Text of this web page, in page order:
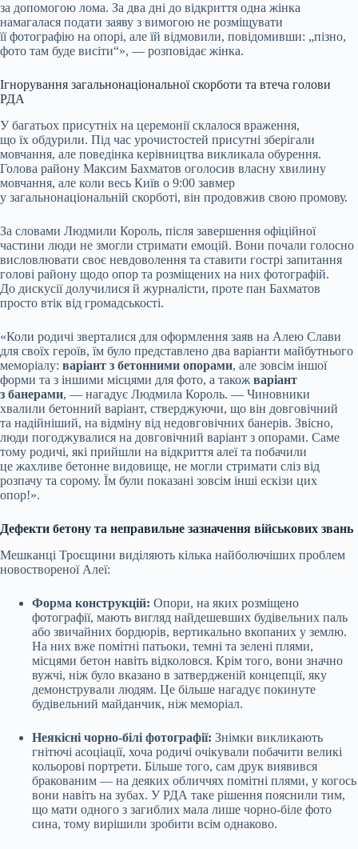
за допомогою лома. За два дні до відкриття одна жінка
намагалася подати заяву з вимогою не розміщувати
її фотографію на опорі, але їй відмовили, повідомивши: „пізно,
фото там буде висіти“», — розповідає жінка.
Ігнорування загальнонаціональної скорботи та втеча голови
РДА
У багатьох присутніх на церемонії склалося враження,
що їх обдурили. Під час урочистостей присутні зберігали
мовчання, але поведінка керівництва викликала обурення.
Голова району Максим Бахматов оголосив власну хвилину
мовчання, але коли весь Київ о 9:00 завмер
у загальнонаціональній скорботі, він продовжив свою промову.
За словами Людмили Король, після завершення офіційної
частини люди не змогли стримати емоцій. Вони почали голосно
висловлювати своє невдоволення та ставити гострі запитання
голові району щодо опор та розміщених на них фотографій.
До дискусії долучилися й журналісти, проте пан Бахматов
просто втік від громадськості.
«Коли родичі зверталися для оформлення заяв на Алею Слави
для своїх героїв, їм було представлено два варіанти майбутнього
меморіалу: варіант з бетонними опорами, але зовсім іншої
форми та з іншими місцями для фото, а також варіант
з банерами, — нагадує Людмила Король. — Чиновники
хвалили бетонний варіант, стверджуючи, що він довговічний
та надійніший, на відміну від недовговічних банерів. Звісно,
люди погоджувалися на довговічний варіант з опорами. Саме
тому родичі, які прийшли на відкриття алеї та побачили
це жахливе бетонне видовище, не могли стримати сліз від
розпачу та сорому. Їм були показані зовсім інші ескізи цих
опор!».
Дефекти бетону та неправильне зазначення військових звань
Мешканці Троєщини виділяють кілька найболючіших проблем
новоствореної Алеї:
Форма конструкцій: Опори, на яких розміщено
фотографії, мають вигляд найдешевших будівельних паль
або звичайних бордюрів, вертикально вкопаних у землю.
На них вже помітні патьоки, темні та зелені плями,
місцями бетон навіть відколовся. Крім того, вони значно
вужчі, ніж було вказано в затвердженій концепції, яку
демонстрували людям. Це більше нагадує покинуте
будівельний майданчик, ніж меморіал.
Неякісні чорно-білі фотографії: Знімки викликають
гнітючі асоціації, хоча родичі очікували побачити великі
кольорові портрети. Більше того, сам друк виявився
бракованим — на деяких обличчях помітні плями, у когось
вони навіть на зубах. У РДА таке рішення пояснили тим,
що мати одного з загиблих мала лише чорно-біле фото
сина, тому вирішили зробити всім однаково.